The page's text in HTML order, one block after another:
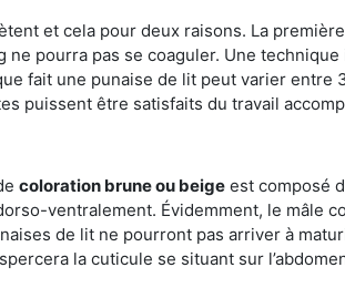
et cela pour deux raisons. La
pourra pas se coaguler. Une technique
fait une punaise de lit peut varier entre
puissent être satisfaits du travail
coloration brune ou beige est composé
ventralement. Évidemment, le mâle
de lit ne pourront pas arriver à
la cuticule se situant sur